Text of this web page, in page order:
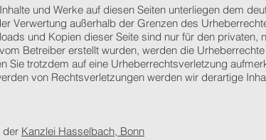
und Werke auf diesen Seiten unterliegen dem
Verwertung außerhalb der Grenzen des
und Kopien dieser Seite sind nur für den privaten,
Betreiber erstellt wurden, werden die
Sie trotzdem auf eine Urheberrechtsverletzung
von Rechtsverletzungen werden wir derartige
der Kanzlei Hasselbach, Bonn